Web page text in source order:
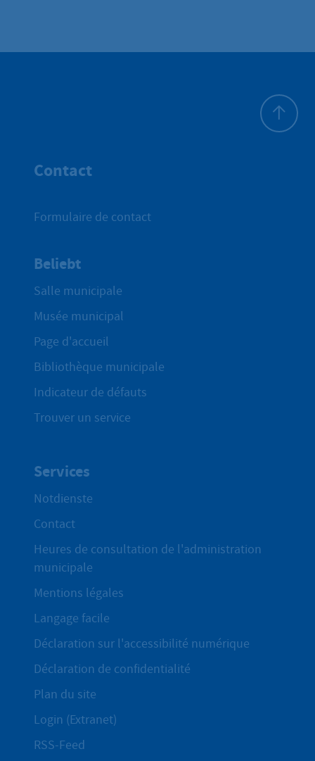
Contact
Formulaire de contact
Beliebt
Salle municipale
Musée municipal
Page d'accueil
Bibliothèque municipale
Indicateur de défauts
Trouver un service
Services
Notdienste
Contact
Heures de consultation de l'administration
municipale
Mentions légales
Langage facile
Déclaration sur l'accessibilité numérique
Déclaration de confidentialité
Plan du site
Login (Extranet)
RSS-Feed